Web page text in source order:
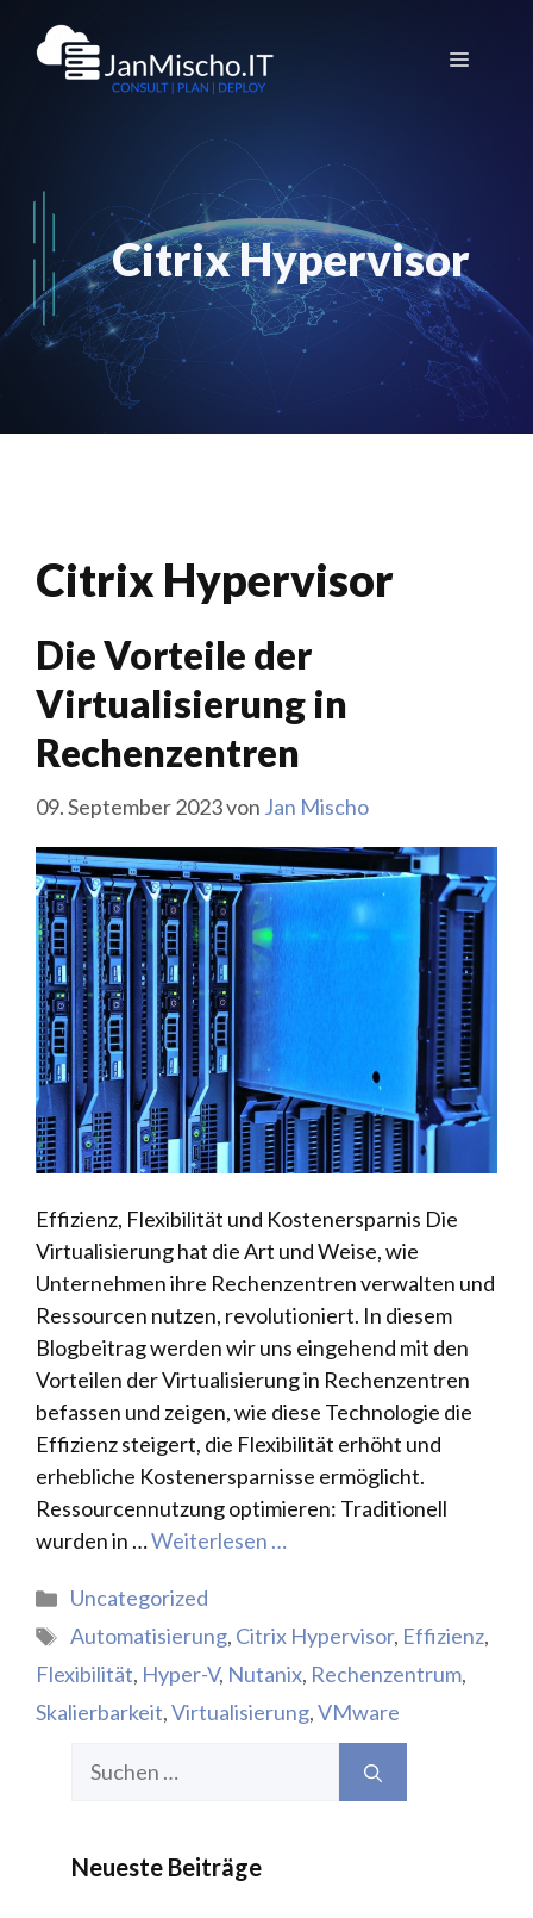
Inhalt
springen
Menü
Citrix Hypervisor
Citrix Hypervisor
Die Vorteile der
Virtualisierung in
Rechenzentren
09. September 2023von Jan Mischo
Effizienz, Flexibilität und Kostenersparnis Die
Virtualisierung hat die Art und Weise, wie
Unternehmen ihre Rechenzentren verwalten und
Ressourcen nutzen, revolutioniert. In diesem
Blogbeitrag werden wir uns eingehend mit den
Vorteilen der Virtualisierung in Rechenzentren
befassen und zeigen, wie diese Technologie die
Effizienz steigert, die Flexibilität erhöht und
erhebliche Kostenersparnisse ermöglicht.
Ressourcennutzung optimieren: Traditionell
wurden in …Weiterlesen …
Kategorien
Uncategorized
Schlagwörter
Automatisierung, Citrix Hypervisor, Effizienz,
Flexibilität, Hyper-V, Nutanix, Rechenzentrum,
Skalierbarkeit,Virtualisierung,VMware
Neueste Beiträge